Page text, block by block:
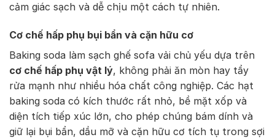
cảm giác sạch và dễ chịu một cách tự nhiên.
Cơ chế hấp phụ bụi bẩn và cặn hữu cơ
Baking soda làm sạch ghế sofa vải chủ yếu dựa trên
cơ chế hấp phụ vật lý, không phải ăn mòn hay tẩy
rửa mạnh như nhiều hóa chất công nghiệp. Các hạt
baking soda có kích thước rất nhỏ, bề mặt xốp và
diện tích tiếp xúc lớn, cho phép chúng bám dính và
giữ lại bụi bẩn, dầu mỡ và cặn hữu cơ tích tụ trong sợi